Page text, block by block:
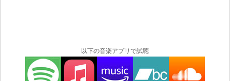
以下の音楽アプリで試聴